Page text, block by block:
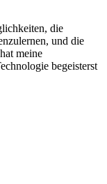
die
und die
meine
begeisterst